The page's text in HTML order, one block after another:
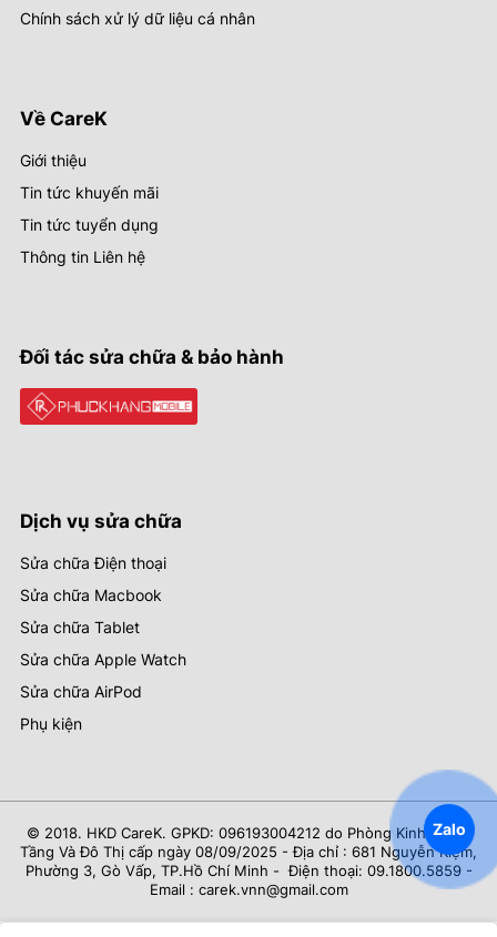
Chính sách xử lý dữ liệu cá nhân
Về CareK
Giới thiệu
Tin tức khuyến mãi
Tin tức tuyển dụng
Thông tin Liên hệ
Đối tác sửa chữa & bảo hành
Dịch vụ sửa chữa
Sửa chữa Điện thoại
Sửa chữa Macbook
Sửa chữa Tablet
Sửa chữa Apple Watch
Sửa chữa AirPod
Phụ kiện
© 2018. HKD CareK. GPKD: 096193004212 do Phòng Kinh Tế Hạ
Tầng Và Đô Thị cấp ngày 08/09/2025 - Địa chỉ : 681 Nguyễn Kiệm,
Phường 3, Gò Vấp, TP.Hồ Chí Minh - Điện thoại: 09.1800.5859 -
Email : carek.vnn@gmail.com
Zalo